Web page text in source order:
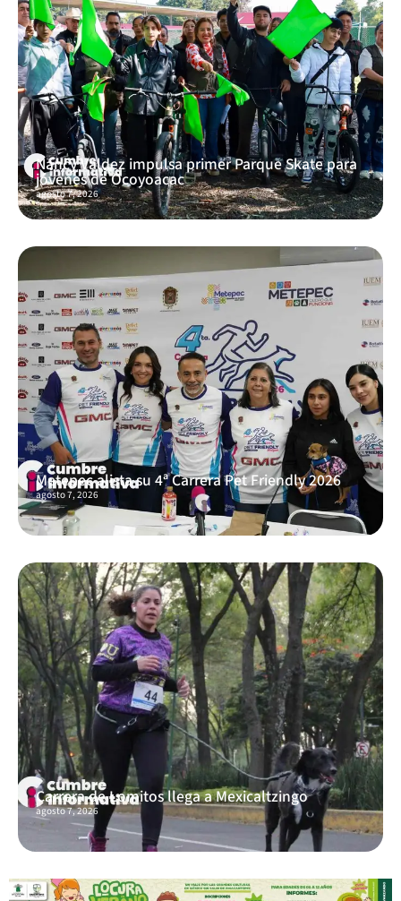
Nancy Valdez impulsa primer Parque Skate para
jóvenes de Ocoyoacac
agosto 7, 2026
Metepec alista su 4ª Carrera Pet Friendly 2026
agosto 7, 2026
Carrera de Lomitos llega a Mexicaltzingo
agosto 7, 2026